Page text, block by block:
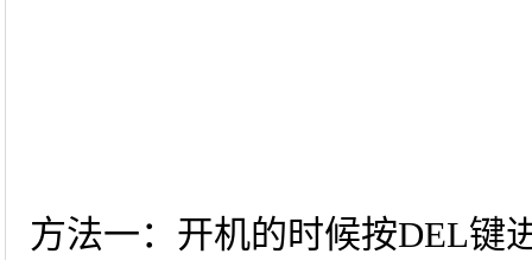
方法一：开机的时候按DEL键